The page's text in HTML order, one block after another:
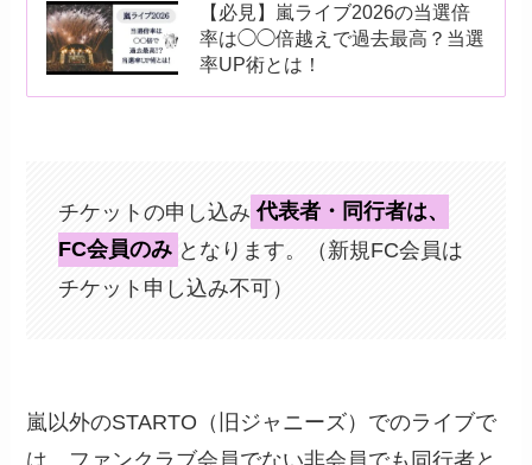
【必見】嵐ライブ2026の当選倍
率は◯◯倍越えで過去最高？当選
率UP術とは！
チケットの申し込み 代表者・同行者は、
FC会員のみ となります。（新規FC会員は
チケット申し込み不可）
嵐以外のSTARTO（旧ジャニーズ）でのライブで
は、ファンクラブ会員でない非会員でも同行者と